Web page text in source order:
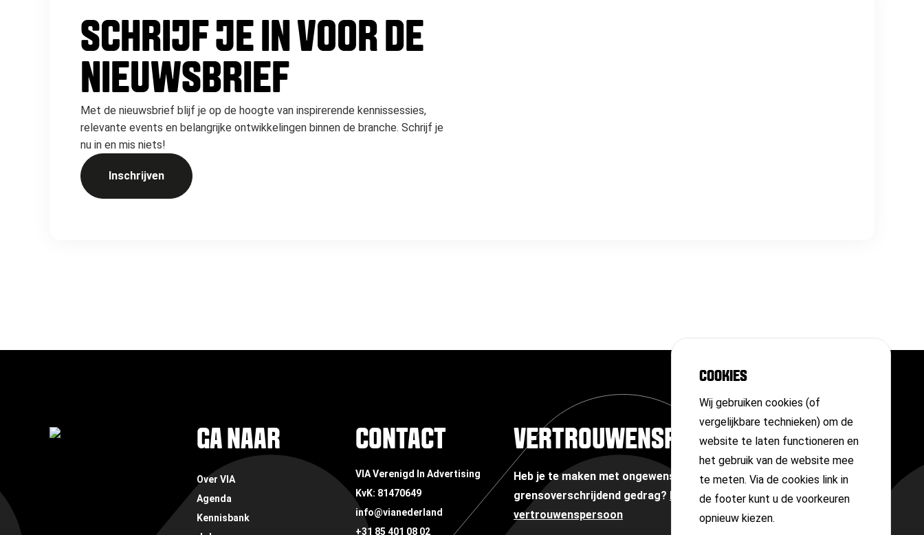
COOKIES
Wij gebruiken cookies (of
vergelijkbare technieken) om de
website te laten functioneren en
het gebruik van de website mee
te meten. Via de cookies link in
de footer kunt u de voorkeuren
opnieuw kiezen.
SCHRIJF JE IN VOOR DE
NIEUWSBRIEF
Met de nieuwsbrief blijf je op de hoogte van inspirerende kennissessies,
relevante events en belangrijke ontwikkelingen binnen de branche. Schrijf je
nu in en mis niets!
Inschrijven
FOOTER GA NAAR
Over VIA
Agenda
Kennisbank
CONTACT
VIA Verenigd In Advertising
KvK: 81470649
info@vianederland
+31 85 401 08 02
VERTROUWENSPERSOON
Heb je te maken met ongewenste omgangsvormen of
grensoverschrijdend gedrag? Neem contact op met onze
vertrouwenspersoon